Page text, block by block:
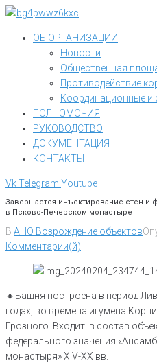
Перейти
контентуОБ ОРГАНИЗАЦИИ
Новости
Общественная
Противодействие
Координационные и
ПОЛНОМОЧИЯ
РУКОВОДСТВО
ДОКУМЕНТАЦИЯ
КОНТАКТЫ
VkTelegram Youtube
Завершается инъектирование стен
в Псково-Печерском монастыре
В АНО Возрождение объектов
Комментарии(й)
🔸️Башня построена в период
годах, во времена игумена
Грозного. Входит в состав
федерального значения
монастыря» XIV-XX вв.